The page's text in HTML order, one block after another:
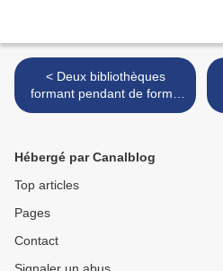
< Deux bibliothèques
formant pendant de forme
mouvementée en placage
laiton
Hébergé par Canalblog
Top articles
Pages
Contact